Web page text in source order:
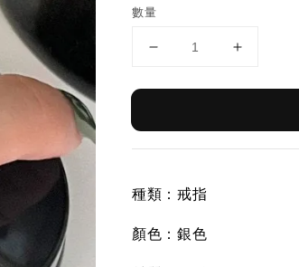
數量
種類：戒指
顏色：銀色